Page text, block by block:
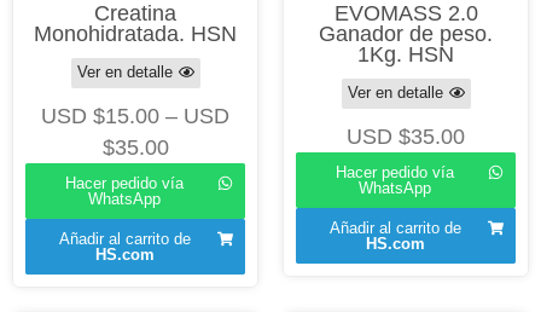
Creatina
Monohidratada. HSN
Ver en detalle
USD $15.00 – USD
$35.00
Hacer pedido vía
WhatsApp
Añadir al carrito de
HS.com
EVOMASS 2.0
Ganador de peso.
1Kg. HSN
Ver en detalle
USD $35.00
Hacer pedido vía
WhatsApp
Añadir al carrito de
HS.com